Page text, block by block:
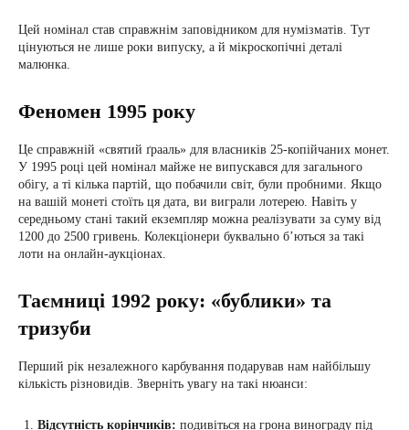
Цей номінал став справжнім заповідником для нумізматів. Тут
цінуються не лише роки випуску, а й мікроскопічні деталі
малюнка.
Феномен 1995 року
Це справжній «святий ґрааль» для власників 25-копійчаних монет.
У 1995 році цей номінал майже не випускався для загального
обігу, а ті кілька партій, що побачили світ, були пробними. Якщо
на вашій монеті стоїть ця дата, ви виграли лотерею. Навіть у
середньому стані такий екземпляр можна реалізувати за суму від
1200 до 2500 гривень. Колекціонери буквально б’ються за такі
лоти на онлайн-аукціонах.
Таємниці 1992 року: «бублики» та
тризуби
Перший рік незалежного карбування подарував нам найбільшу
кількість різновидів. Зверніть увагу на такі нюанси:
Відсутність корінчиків: подивіться на грона винограду під